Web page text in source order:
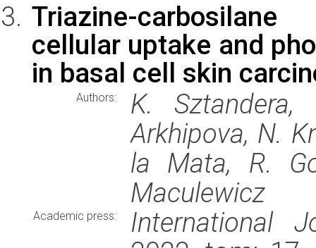
Triazine-
cellular uptake and
in basal cell skin
Authors:
K.
Arkhipova, N.
la Mata, R.
Maculewicz
Academic press:
International